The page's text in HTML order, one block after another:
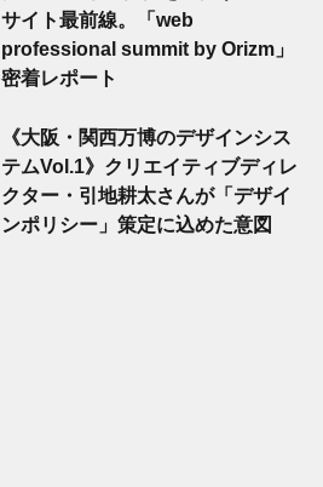
サイト最前線。「web
professional summit by Orizm」
密着レポート
《大阪・関西万博のデザインシス
テムVol.1》クリエイティブディレ
クター・引地耕太さんが「デザイ
ンポリシー」策定に込めた意図